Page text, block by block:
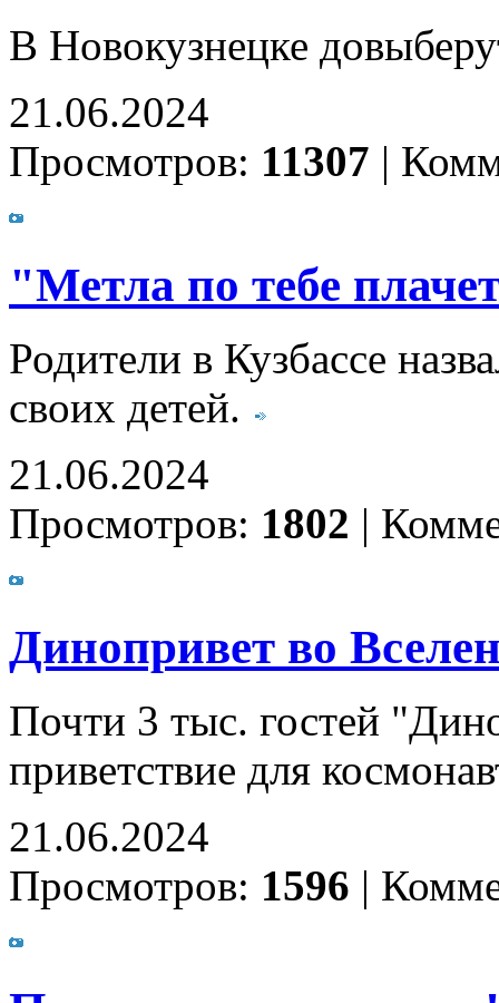
В Новокузнецке
21.06.2024
Просмотров: 11307 |
"Метла по тебе
Родители в Кузбассе
своих детей.
21.06.2024
Просмотров: 1802 |
Динопривет во
Почти 3 тыс. гостей
приветствие для
21.06.2024
Просмотров: 1596 |